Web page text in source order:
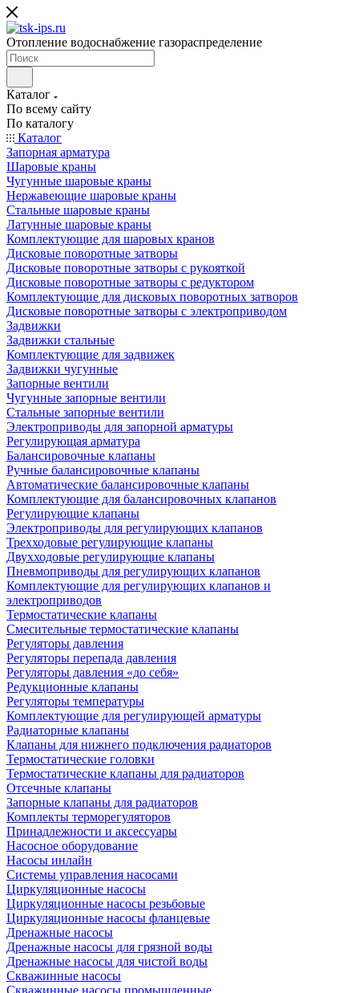
Отопление водоснабжение газораспределение
Каталог
По всему сайту
По каталогу
Каталог
Запорная арматура
Шаровые краны
Чугунные шаровые краны
Нержавеющие шаровые краны
Стальные шаровые краны
Латунные шаровые краны
Комплектующие для шаровых кранов
Дисковые поворотные затворы
Дисковые поворотные затворы с рукояткой
Дисковые поворотные затворы с редуктором
Комплектующие для дисковых поворотных затворов
Дисковые поворотные затворы с электроприводом
Задвижки
Задвижки стальные
Комплектующие для задвижек
Задвижки чугунные
Запорные вентили
Чугунные запорные вентили
Стальные запорные вентили
Электроприводы для запорной арматуры
Регулирующая арматура
Балансировочные клапаны
Ручные балансировочные клапаны
Автоматические балансировочные клапаны
Комплектующие для балансировочных клапанов
Регулирующие клапаны
Электроприводы для регулирующих клапанов
Трехходовые регулирующие клапаны
Двухходовые регулирующие клапаны
Пневмоприводы для регулирующих клапанов
Комплектующие для регулирующих клапанов и
электроприводов
Термостатические клапаны
Смесительные термостатические клапаны
Регуляторы давления
Регуляторы перепада давления
Регуляторы давления «до себя»
Редукционные клапаны
Регуляторы температуры
Комплектующие для регулирующей арматуры
Радиаторные клапаны
Клапаны для нижнего подключения радиаторов
Термостатические головки
Термостатические клапаны для радиаторов
Отсечные клапаны
Запорные клапаны для радиаторов
Комплекты терморегуляторов
Принадлежности и аксессуары
Насосное оборудование
Насосы инлайн
Системы управления насосами
Циркуляционные насосы
Циркуляционные насосы резьбовые
Циркуляционные насосы фланцевые
Дренажные насосы
Дренажные насосы для грязной воды
Дренажные насосы для чистой воды
Скважинные насосы
Скважинные насосы промышленные